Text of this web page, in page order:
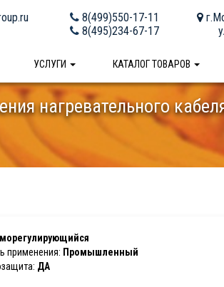
8(499)550-17-11
8(495)234-67-17
УСЛУГИ КАТАЛОГ ТОВАРОВ
нагревательного
применения: Промышленный
ДА